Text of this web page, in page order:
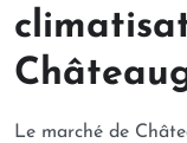
Le marché de